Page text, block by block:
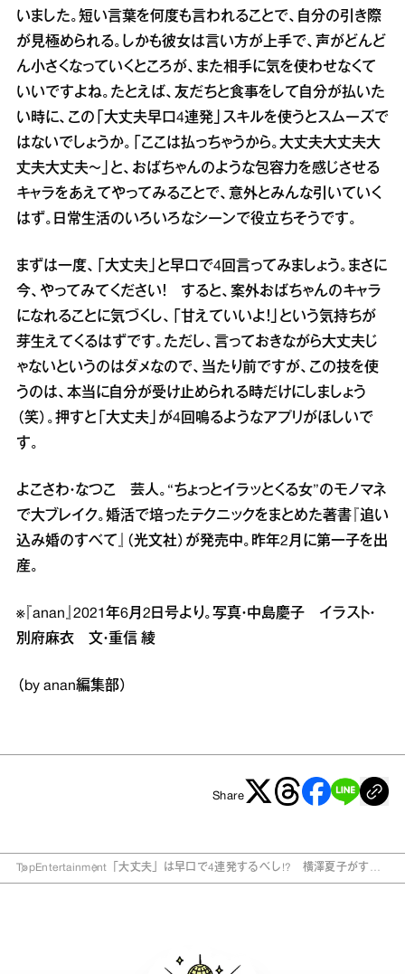
いました。短い言葉を何度も言われることで、自分の引き際
が見極められる。しかも彼女は言い方が上手で、声がどんど
ん小さくなっていくところが、また相手に気を使わせなくて
いいですよね。たとえば、友だちと食事をして自分が払いた
い時に、この「大丈夫早口4連発」スキルを使うとスムーズで
はないでしょうか。「ここは払っちゃうから。大丈夫大丈夫大
丈夫大丈夫～」と、おばちゃんのような包容力を感じさせる
キャラをあえてやってみることで、意外とみんな引いていく
はず。日常生活のいろいろなシーンで役立ちそうです。
まずは一度、「大丈夫」と早口で4回言ってみましょう。まさに
今、やってみてください！ すると、案外おばちゃんのキャラ
になれることに気づくし、「甘えていいよ！」という気持ちが
芽生えてくるはずです。ただし、言っておきながら大丈夫じ
ゃないというのはダメなので、当たり前ですが、この技を使
うのは、本当に自分が受け止められる時だけにしましょう
（笑）。押すと「大丈夫」が4回鳴るようなアプリがほしいで
す。
よこさわ・なつこ 芸人。“ちょっとイラッとくる女”のモノマネ
で大ブレイク。婚活で培ったテクニックをまとめた著書『追い
込み婚のすべて』（光文社）が発売中。昨年2月に第一子を出
産。
※『anan』2021年6月2日号より。写真・中島慶子 イラスト・
別府麻衣 文・重信 綾
（by anan編集部）
Share
TopEntertainment 「大丈夫」は早口で4連発するべし!? 横澤夏子がすす